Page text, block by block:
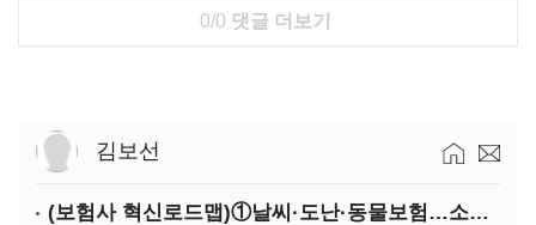
0/0 댓글 더보기
김보선
(보험사 혁신로드맵)①날씨·도난·동물보험…소액단기보험사 설립 추진